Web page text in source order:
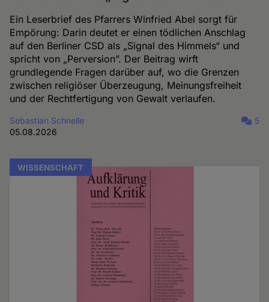
Ein Leserbrief des Pfarrers Winfried Abel sorgt für
Empörung: Darin deutet er einen tödlichen Anschlag
auf den Berliner CSD als „Signal des Himmels“ und
spricht von „Perversion”. Der Beitrag wirft
grundlegende Fragen darüber auf, wo die Grenzen
zwischen religiöser Überzeugung, Meinungsfreiheit
und der Rechtfertigung von Gewalt verlaufen.
Sebastian Schnelle
05.08.2026
5
WISSENSCHAFT